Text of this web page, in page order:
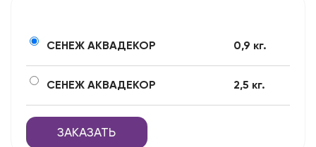
СЕНЕЖ АКВАДЕКОР 0,9 кг.
СЕНЕЖ АКВАДЕКОР 2,5 кг.
ЗАКАЗАТЬ